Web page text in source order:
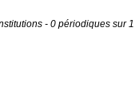
- 0 périodiques sur